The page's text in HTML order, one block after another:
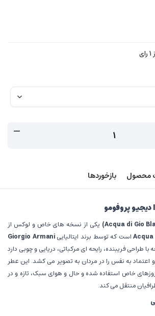
1رای
محصول بازخوردها
پروفومو
یکی از نسخه های خاص و لوکس از
Acquaاست که توسط برند ایتالیاییGiorgio Armani
طراحی فریبنده، رایحه ای مرکباتی، دریایی و چوبی دارد
به نفس را در مردان به تصویر می کشد. این عطر
خاص استفاده شده و حال و هوای سبک، تازه و در
منتقل می کند.